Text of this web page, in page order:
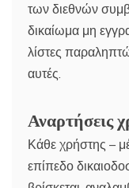
των διεθνών
δικαίωμα μη
λίστες
αυτές.
Αναρτήσεις
Κάθε χρήστης –
επίπεδο